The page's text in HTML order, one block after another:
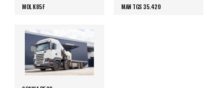
MOL K85F MAN TGS 35.420